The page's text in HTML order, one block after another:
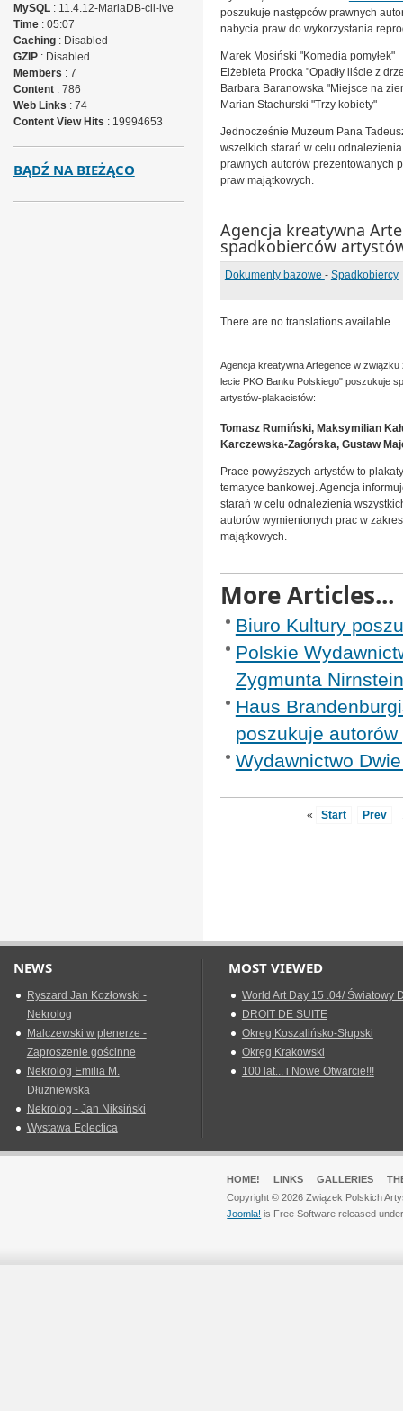
poszukuje następców prawnych
nabycia praw do wykorzystania
Marek Mosiński "Komedia pomyłek"
Elżebieta Procka "Opadły liście z
Barbara Baranowska "Miejsce na
Marian Stachurski "Trzy kobiety"
Jednocześnie Muzeum Pana
wszelkich starań w celu
prawnych autorów prezentowanych
praw majątkowych.
Agencja kreatywna
spadkobierców
Dokumenty bazowe - Spadkobiercy
There are no translations available.
Agencja kreatywna Artegence w
lecie PKO Banku Polskiego" poszukuje
artystów-plakacistów:
Tomasz Rumiński, Maksymilian
Karczewska-Zagórska, Gustaw
Prace powyższych artystów to
tematyce bankowej. Agencja
starań w celu odnalezienia
autorów wymienionych prac w
majątkowych.
More Articles...
Biuro Kultury
Polskie
Zygmunta
Haus
poszukuje autorów
Wydawnictwo
« Start Prev
MySQL: 11.4.12-MariaDB-cll-lve
Time: 05:07
Caching: Disabled
GZIP: Disabled
Members : 7
Content: 786
Web Links : 74
Content View Hits : 19994653
BĄDŹ NA BIEŻĄCO
NEWS
Ryszard Jan Kozłowski -
Nekrolog
Malczewski w plenerze -
Zaproszenie gościnne
Nekrolog Emilia M.
Dłużniewska
Nekrolog - Jan Niksiński
Wystawa Eclectica
MOST VIEWED
World Art Day 15 .04/ Światowy
DROIT DE SUITE
Okreg Koszalińsko-Słupski
Okręg Krakowski
100 lat... i Nowe Otwarcie!!!
HOME! LINKS GALLERIES
Copyright © 2026 Związek Polskich
Joomla! is Free Software released